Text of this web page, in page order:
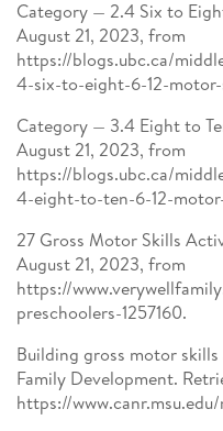
Category — 2.4 Six to
August 21, 2023, from
https://blogs.ubc.ca/
4-six-to-eight-6-12-
Category — 3.4 Eight to
August 21, 2023, from
https://blogs.ubc.ca/
4-eight-to-ten-6-12-
27 Gross Motor Skills
August 21, 2023, from
https://
preschoolers-1257160.
Building gross motor
Family Development.
https://